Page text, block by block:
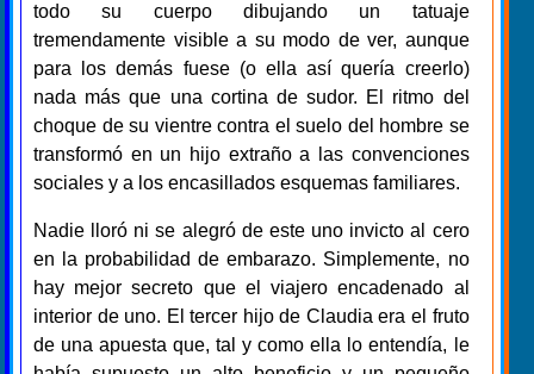
todo su cuerpo dibujando un tatuaje
tremendamente visible a su modo de ver, aunque
para los demás fuese (o ella así quería creerlo)
nada más que una cortina de sudor. El ritmo del
choque de su vientre contra el suelo del hombre se
transformó en un hijo extraño a las convenciones
sociales y a los encasillados esquemas familiares.
Nadie lloró ni se alegró de este uno invicto al cero
en la probabilidad de embarazo. Simplemente, no
hay mejor secreto que el viajero encadenado al
interior de uno. El tercer hijo de Claudia era el fruto
de una apuesta que, tal y como ella lo entendía, le